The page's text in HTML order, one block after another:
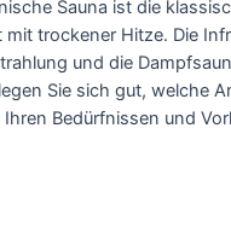
Sauna ist die
mit trockener Hitze. Die
und die
Sie sich gut, welche
Bedürfnissen und